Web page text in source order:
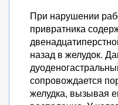
При нарушении
привратника
назад в желудок.
сопровождается
желудка, вызывая